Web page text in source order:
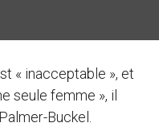
« inacceptable », et
seule femme », il
Buckel.